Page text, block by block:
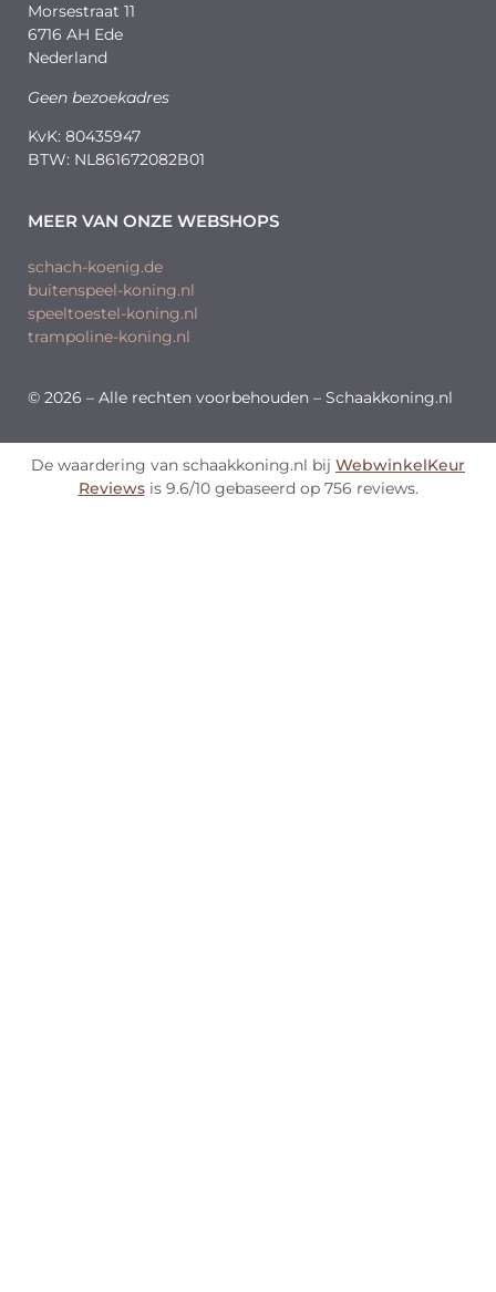
Morsestraat 11
6716 AH Ede
Nederland
Geen bezoekadres
KvK: 80435947
BTW: NL861672082B01
MEER VAN ONZE WEBSHOPS
schach-koenig.de
buitenspeel-koning.nl
speeltoestel-koning.nl
trampoline-koning.nl
© 2026 – Alle rechten voorbehouden – Schaakkoning.nl
De waardering van schaakkoning.nl bij WebwinkelKeur
Reviewsis 9.6/10 gebaseerd op 756 reviews.